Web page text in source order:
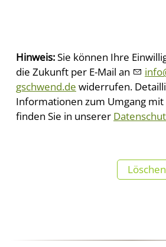
Hinweis:Sie können Ihre
die Zukunft per E-Mail an
nf
gschw nd d widerrufen.
Informationen zum Umgang
finden Sie in unserer
Löschen